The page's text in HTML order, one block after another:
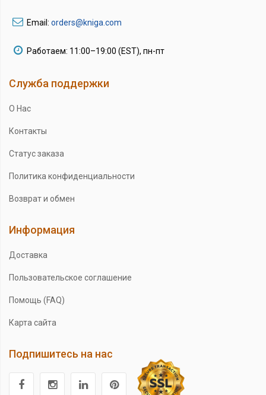
Email: orders@kniga.com
Работаем: 11:00–19:00 (EST), пн-пт
Служба поддержки
О Нас
Контакты
Статус заказа
Политика конфиденциальности
Возврат и обмен
Информация
Доставка
Пользовательское соглашение
Помощь (FAQ)
Карта сайта
Подпишитесь на нас